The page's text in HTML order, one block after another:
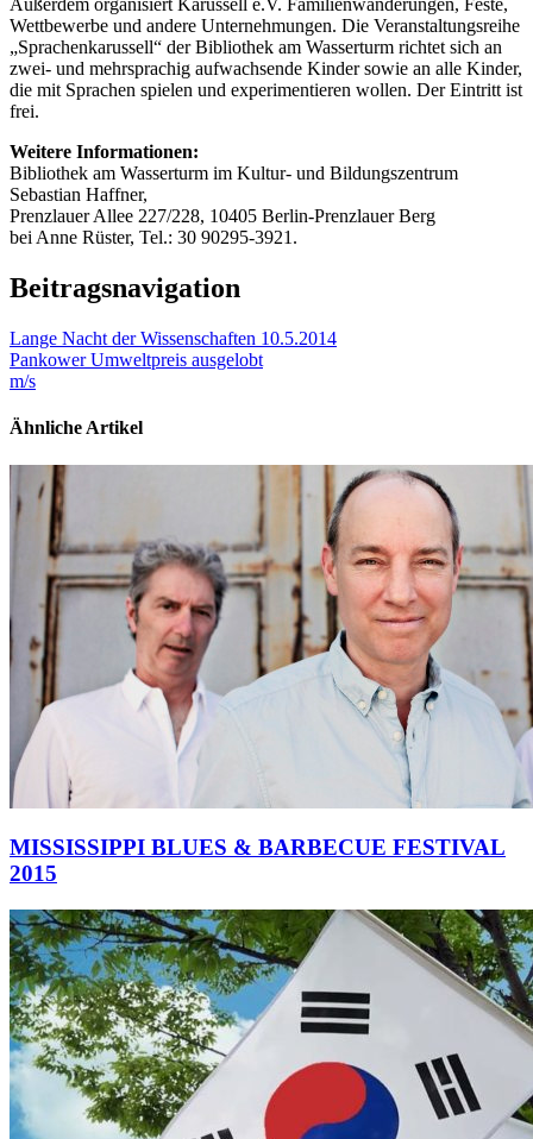
Außerdem organisiert Karussell e.V. Familienwanderungen, Feste,
Wettbewerbe und andere Unternehmungen. Die Veranstaltungsreihe
„Sprachenkarussell“ der Bibliothek am Wasserturm richtet sich an
zwei- und mehrsprachig aufwachsende Kinder sowie an alle Kinder,
die mit Sprachen spielen und experimentieren wollen. Der Eintritt ist
frei.
Weitere Informationen:
Bibliothek am Wasserturm im Kultur- und Bildungszentrum
Sebastian Haffner,
Prenzlauer Allee 227/228, 10405 Berlin-Prenzlauer Berg
bei Anne Rüster, Tel.: 30 90295-3921.
Beitragsnavigation
Lange Nacht der Wissenschaften 10.5.2014
Pankower Umweltpreis ausgelobt
m/s
Ähnliche Artikel
MISSISSIPPI BLUES & BARBECUE FESTIVAL
2015